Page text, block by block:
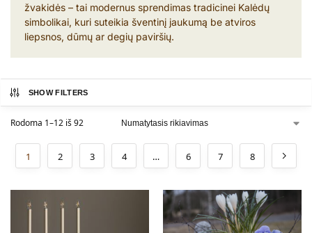
žvakidės – tai modernus sprendimas tradicinei Kalėdų
simbolikai, kuri suteikia šventinį jaukumą be atviros
liepsnos, dūmų ar degių paviršių.
SHOW FILTERS
Rodoma 1–12 iš 92
1 2 3 4 … 6 7 8